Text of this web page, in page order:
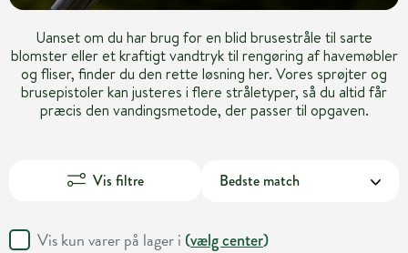
Uanset om du har brug for en blid brusestråle til sarte
blomster eller et kraftigt vandtryk til rengøring af havemøbler
og fliser, finder du den rette løsning her. Vores sprøjter og
brusepistoler kan justeres i flere stråletyper, så du altid får
præcis den vandingsmetode, der passer til opgaven.
Vis filtre
Vis kun varer på lager i (vælg center)